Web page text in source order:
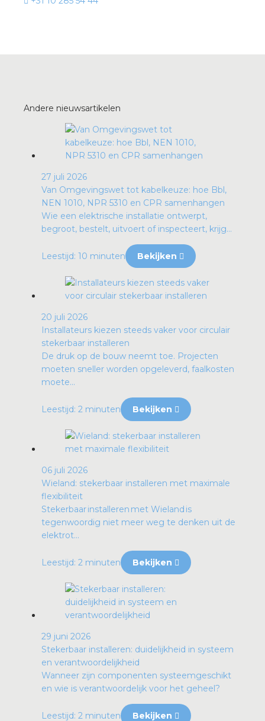
Andere nieuwsartikelen
27 juli 2026
Van Omgevingswet tot kabelkeuze: hoe Bbl,
NEN 1010, NPR 5310 en CPR samenhangen
Wie een elektrische installatie ontwerpt,
begroot, bestelt, uitvoert of inspecteert, krijg...
Leestijd: 10 minuten Bekijken
20 juli 2026
Installateurs kiezen steeds vaker voor circulair
stekerbaar installeren
De druk op de bouw neemt toe. Projecten
moeten sneller worden opgeleverd, faalkosten
moete...
Leestijd: 2 minuten Bekijken
06 juli 2026
Wieland: stekerbaar installeren met maximale
flexibiliteit
Stekerbaar installeren met Wieland is
tegenwoordig niet meer weg te denken uit de
elektrot...
Leestijd: 2 minuten Bekijken
29 juni 2026
Stekerbaar installeren: duidelijkheid in systeem
en verantwoordelijkheid
Wanneer zijn componenten systeemgeschikt
en wie is verantwoordelijk voor het geheel?
Leestijd: 2 minuten Bekijken